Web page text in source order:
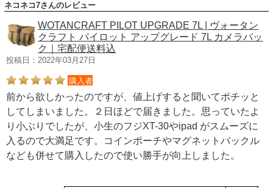
ネコネコ7さんのレビュー
WOTANCRAFT PILOT UPGRADE 7L | ヴォータン
クラフト パイロット アップグレード 7L カメラバッ
ク｜宅配便送料込
投稿日：2022年03月27日
購入者
前から欲しかったのですが、値上げすると聞いてポチッと
してしまいました。２日ほどで届きました。思っていたよ
り小ぶりでしたが、小生のフジXT-30やipad がスムーズに
入るので大満足です。コインポーチやマグネットバックル
なども併せて購入したので使い勝手が向上しました。